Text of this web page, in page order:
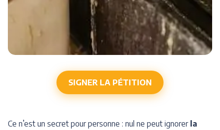
SIGNER LA PÉTITION
Ce n’est un secret pour personne : nul ne peut ignorer la